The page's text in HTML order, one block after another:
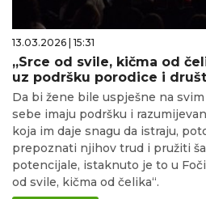
13.03.2026 | 15:31
„Srce od svile, kičma od
uz podršku porodice i
Da bi žene bile uspješne na
sebe imaju podršku i
koja im daje snagu da istraju,
prepoznati njihov trud i pružiti
potencijale, istaknuto je to u
od svile, kičma od čelika“.